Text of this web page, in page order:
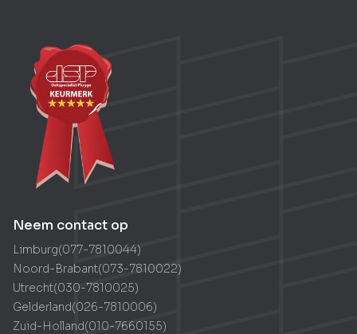
Neem contact op
Limburg(077-7810044)
Noord-Brabant(073-7810022)
Utrecht(030-7810025)
Gelderland(026-7810006)
Zuid-Holland(010-7660155)